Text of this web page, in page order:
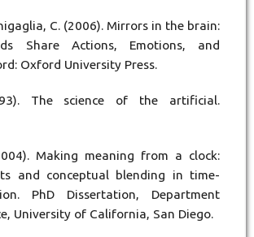
C. (2006). Mirrors in the brain:
Share Actions, Emotions, and
Oxford University Press.
The science of the artificial.
Making meaning from a clock:
and conceptual blending in time-
PhD Dissertation, Department
University of California, San Diego.